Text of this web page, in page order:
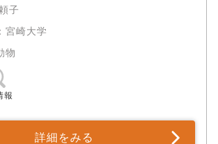
子
宮崎大学
物
報
詳細をみる